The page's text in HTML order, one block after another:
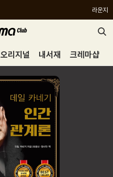
라운지
오리지널 내서재 크레마샵